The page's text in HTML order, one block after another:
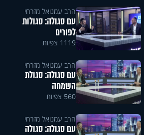
הרב עמנואל מזרחי
עם סגולה: סגולות
לפורים
1119 צפיות
הרב עמנואל מזרחי
עם סגולה: סגולת
השמחה
560 צפיות
הרב עמנואל מזרחי
עם סגולה: סגולה